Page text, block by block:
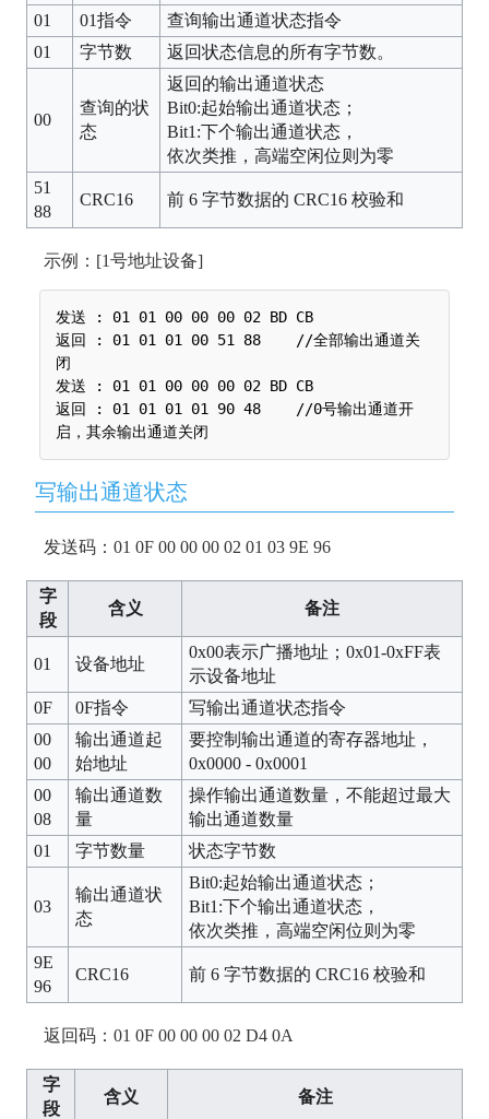
01
01指令
查询输出通道状态指令
01
字节数 返回状态信息的所有字节数。
00
查询的状
态
返回的输出通道状态
Bit0:起始输出通道状态；
Bit1:下个输出通道状态，
依次类推，高端空闲位则为零
51
88
CRC16 前 6 字节数据的 CRC16 校验和
示例：[1号地址设备]
发送 : 01 01 00 00 00 02 BD CB
返回 : 01 01 01 00 51 88    //全部输出通道关
闭
发送 : 01 01 00 00 00 02 BD CB
返回 : 01 01 01 01 90 48    //0号输出通道开
写输出通道状态
发送码：01 0F 00 00 00 02 01 03 9E 96
字
段
含义 备注
01 设备地址
0x00表示广播地址；0x01-0xFF表
示设备地址
0F
0F指令
写输出通道状态指令
00
00
输出通道起
始地址
要控制输出通道的寄存器地址，
0x0000 - 0x0001
00
08
输出通道数
量
操作输出通道数量，不能超过最大
输出通道数量
01
字节数量 状态字节数
03
输出通道状
态
Bit0:起始输出通道状态；
Bit1:下个输出通道状态，
依次类推，高端空闲位则为零
9E
96
CRC16 前 6 字节数据的 CRC16 校验和
返回码：01 0F 00 00 00 02 D4 0A
字
段
含义 备注